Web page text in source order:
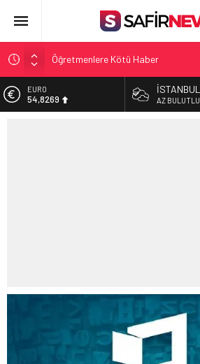
Öğretmenlere Kötü Haber
FETÖ’nün kritik ismi tutuklandı
Son dakika… İstanbul’da trafik felç
ALTIN
6.206,96
İSTANBUL
AZ BULUTLU